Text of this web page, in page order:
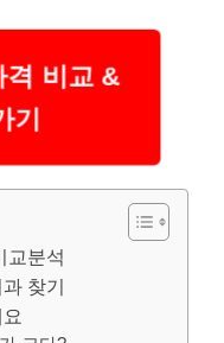
비교 &
기
교분석
찾기